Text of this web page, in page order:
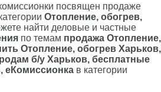
посвящен продаже
Отопление, обогрев,
найти деловые и частные
по темам продажа Отопление,
Отопление, обогрев Харьков,
б/у Харьков, бесплатные
еКомиссионка в категории